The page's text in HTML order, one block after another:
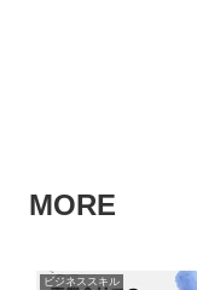
MORE
ビジネススキル